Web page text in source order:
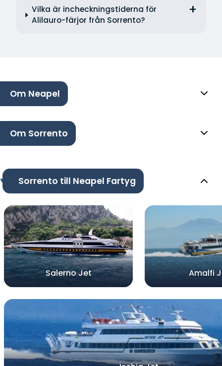
Vilka är incheckningstiderna för
Alilauro-färjor från Sorrento?
Om Neapel
Om Sorrento
Sorrento till Neapel Fartyg
Salerno Jet Amalfi